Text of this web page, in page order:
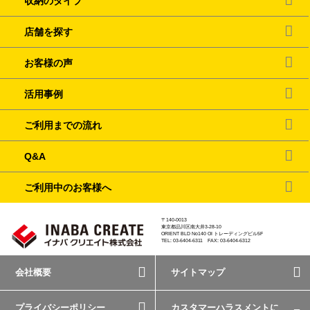
店舗を探す
お客様の声
活用事例
ご利用までの流れ
Q&A
ご利用中のお客様へ
〒140-0013
東京都品川区南大井3-28-10
ORIENT BLD No140 OI トレーディングビル5F
TEL: 03-6404-6311 FAX: 03-6404-6312
会社概要 サイトマップ
プライバシーポリシー カスタマーハラスメントに